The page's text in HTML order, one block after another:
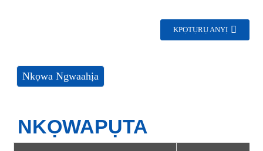
KPỌTỤRỤ ANYỊ
Nkọwa Ngwaahịa
NKỌWAPỤTA